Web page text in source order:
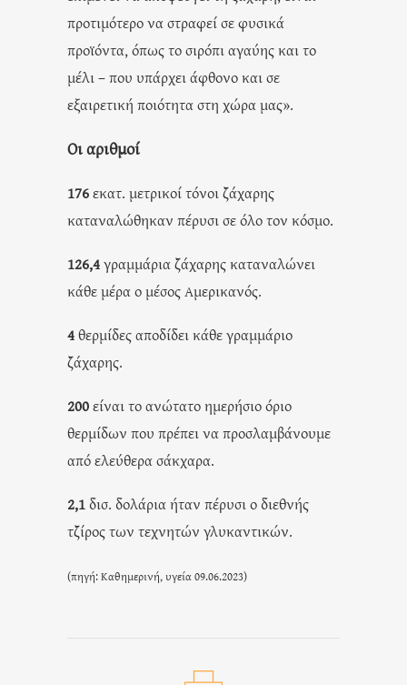
προτιμότερο να στραφεί σε φυσικά
προϊόντα, όπως το σιρόπι αγαύης και το
μέλι – που υπάρχει άφθονο και σε
εξαιρετική ποιότητα στη χώρα μας».
Οι αριθμοί
176εκατ. μετρικοί τόνοι ζάχαρης
καταναλώθηκαν πέρυσι σε όλο τον κόσμο.
126,4γραμμάρια ζάχαρης καταναλώνει
κάθε μέρα ο μέσος Αμερικανός.
4θερμίδες αποδίδει κάθε γραμμάριο
ζάχαρης.
200είναι το ανώτατο ημερήσιο όριο
θερμίδων που πρέπει να προσλαμβάνουμε
από ελεύθερα σάκχαρα.
2,1δισ. δολάρια ήταν πέρυσι ο διεθνής
τζίρος των τεχνητών γλυκαντικών.
(πηγή: Καθημερινή, υγεία 09.06.2023)